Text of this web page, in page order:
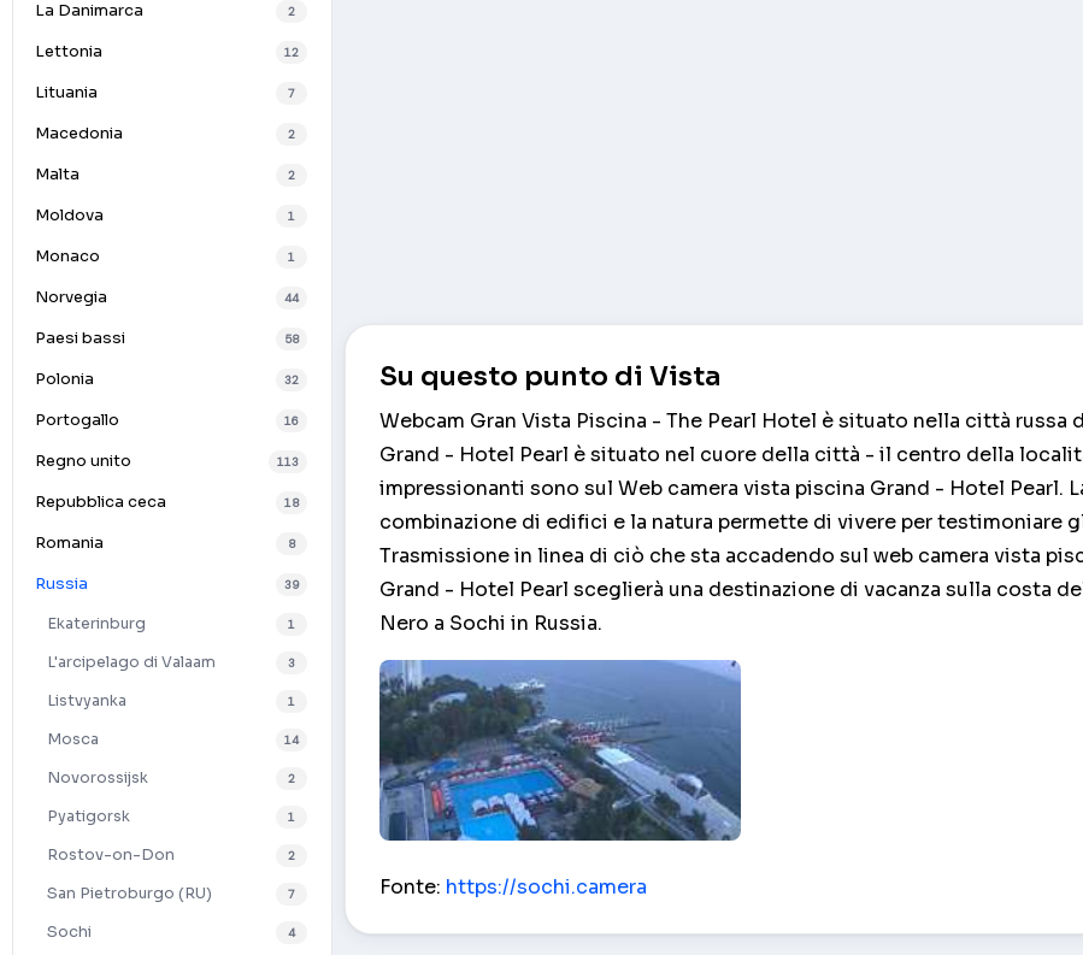
La Danimarca 2
Lettonia 12
Lituania 7
Macedonia 2
Malta 2
Moldova 1
Monaco 1
Norvegia 44
Paesi bassi 58
Polonia 32
Portogallo 16
Regno unito 113
Repubblica ceca 18
Romania 8
Russia 39
Ekaterinburg 1
L'arcipelago di Valaam 3
Listvyanka 1
Mosca 14
Novorossijsk 2
Pyatigorsk 1
Rostov-on-Don 2
San Pietroburgo (RU) 7
Sochi 4
Su questo punto di Vista
Webcam Gran Vista Piscina - The Pearl Hotel è situato nella città russa
Grand - Hotel Pearl è situato nel cuore della città - il centro della
impressionanti sono sul Web camera vista piscina Grand - Hotel Pearl.
combinazione di edifici e la natura permette di vivere per testimoniare
Trasmissione in linea di ciò che sta accadendo sul web camera vista
Grand - Hotel Pearl sceglierà una destinazione di vacanza sulla costa
Nero a Sochi in Russia.
Fonte: https://sochi.camera